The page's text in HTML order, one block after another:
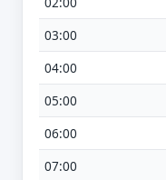
03:00
04:00
05:00
06:00
07:00